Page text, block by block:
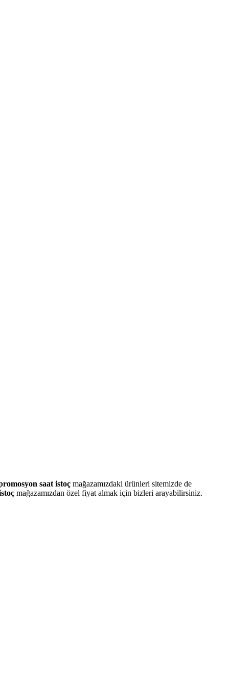
saat istoç mağazamızdaki ürünleri sitemizde de
mağazamızdan özel fiyat almak için bizleri arayabilirsiniz.